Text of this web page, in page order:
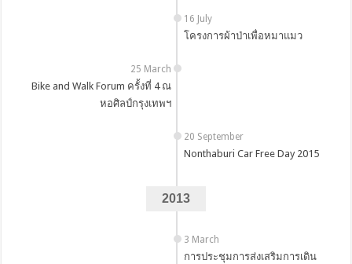
16 July
โครงการผ้าป่าเพื่อหมาแมว
25 March
Bike and Walk Forum ครั้งที่ 4 ณ
หอศิลป์กรุงเทพฯ
20 September
Nonthaburi Car Free Day 2015
2013
3 March
การประชุมการส่งเสริมการเดิน